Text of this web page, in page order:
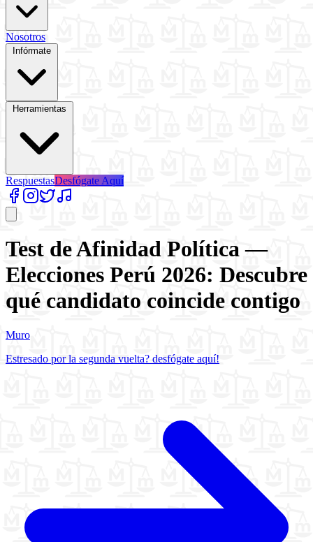
Nosotros
RespuestasDesfógate Aquí
Test de Afinidad Política —
Elecciones Perú 2026: Descubre
qué candidato coincide contigo
Muro
Estresado por la segunda vuelta? desfógate aquí!